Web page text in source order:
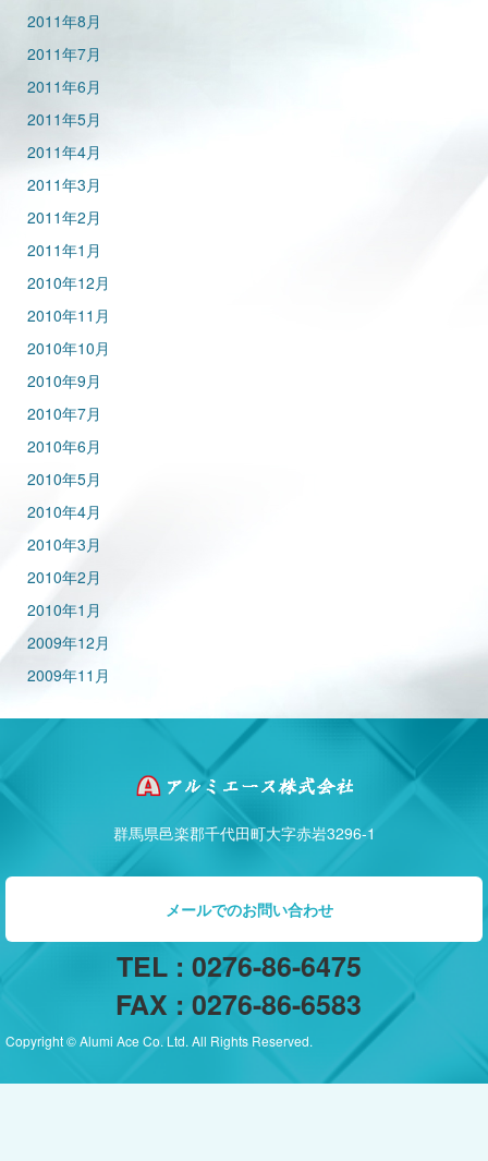
2011年8月
2011年7月
2011年6月
2011年5月
2011年4月
2011年3月
2011年2月
2011年1月
2010年12月
2010年11月
2010年10月
2010年9月
2010年7月
2010年6月
2010年5月
2010年4月
2010年3月
2010年2月
2010年1月
2009年12月
2009年11月
群馬県邑楽郡千代田町大字赤岩3296-1
メールでのお問い合わせ
TEL : 0276-86-6475
FAX : 0276-86-6583
Copyright © Alumi Ace Co. Ltd. All Rights Reserved.